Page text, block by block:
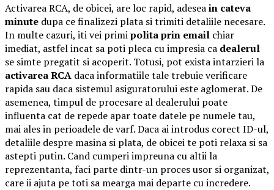
Activarea RCA, de obicei, are loc rapid, adeseain cateva
minute dupa ce finalizezi plata si trimiti detaliile necesare.
In multe cazuri, iti vei primipolita prin email chiar
imediat, astfel incat sa poti pleca cu impresia ca dealerul
se simte pregatit si acoperit. Totusi, pot exista intarzieri la
activarea RCA daca informatiile tale trebuie verificare
rapida sau daca sistemul asiguratorului este aglomerat. De
asemenea, timpul de procesare al dealerului poate
influenta cat de repede apar toate datele pe numele tau,
mai ales in perioadele de varf. Daca ai introdus corect ID-ul,
detaliile despre masina si plata, de obicei te poti relaxa si sa
astepti putin. Cand cumperi impreuna cu altii la
reprezentanta, faci parte dintr-un proces usor si organizat,
care ii ajuta pe toti sa mearga mai departe cu incredere.